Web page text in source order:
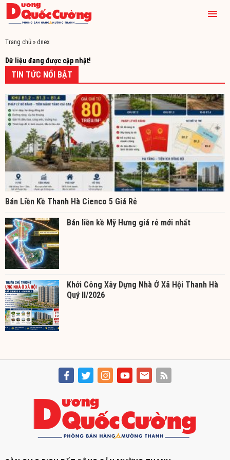
Trang chủ » dnex
Dữ liệu đang được cập nhật!
TIN TỨC NỔI BẬT
Bán Liền Kề Thanh Hà Cienco 5 Giá Rẻ
Bán liền kề Mỹ Hưng giá rẻ mới nhất
Khởi Công Xây Dựng Nhà Ở Xã Hội Thanh Hà
Quý II/2026